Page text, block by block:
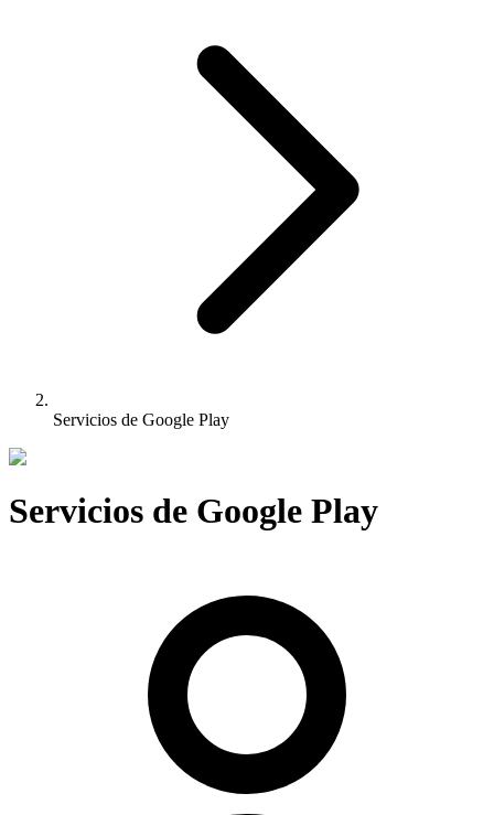
Servicios de Google Play
Servicios de Google Play